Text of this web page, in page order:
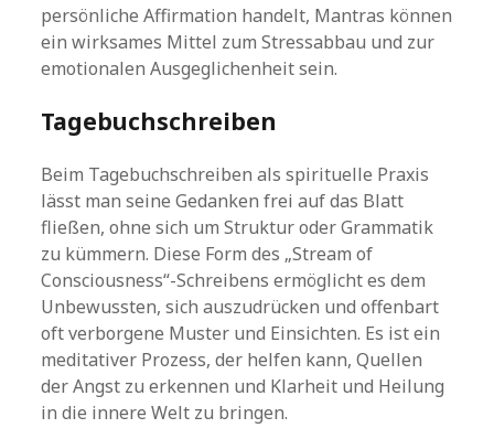
persönliche Affirmation handelt, Mantras können
ein wirksames Mittel zum Stressabbau und zur
emotionalen Ausgeglichenheit sein.
Tagebuchschreiben
Beim Tagebuchschreiben als spirituelle Praxis
lässt man seine Gedanken frei auf das Blatt
fließen, ohne sich um Struktur oder Grammatik
zu kümmern. Diese Form des „Stream of
Consciousness“-Schreibens ermöglicht es dem
Unbewussten, sich auszudrücken und offenbart
oft verborgene Muster und Einsichten. Es ist ein
meditativer Prozess, der helfen kann, Quellen
der Angst zu erkennen und Klarheit und Heilung
in die innere Welt zu bringen.